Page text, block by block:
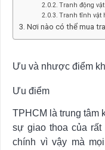
Tranh động vật
Tranh tĩnh vật
Nơi nào có thể mua
Ưu và nhược điểm
Ưu điểm
TPHCM là trung tâm
sự giao thoa của rất
chính vì vậy mà